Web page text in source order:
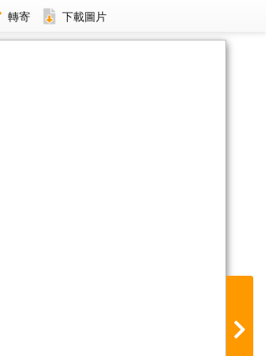
轉寄 下載圖片